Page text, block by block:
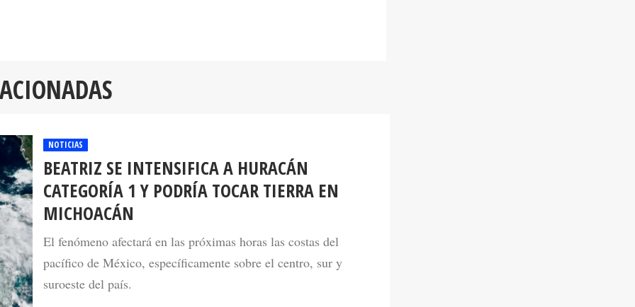
NOTICIAS
BEATRIZ SE INTENSIFICA A HURACÁN
CATEGORÍA 1 Y PODRÍA TOCAR TIERRA EN
MICHOACÁN
El fenómeno afectará en las próximas horas las costas del
pacífico de México, específicamente sobre el centro, sur y
suroeste del país.